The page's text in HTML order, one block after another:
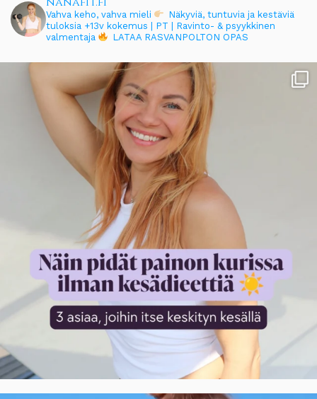
Vahva keho, vahva mieli
Näkyviä, tuntuvia ja kestäviä
tuloksia +13v kokemus | PT | Ravinto- & psyykkinen
valmentaja
LATAA RASVANPOLTON OPAS